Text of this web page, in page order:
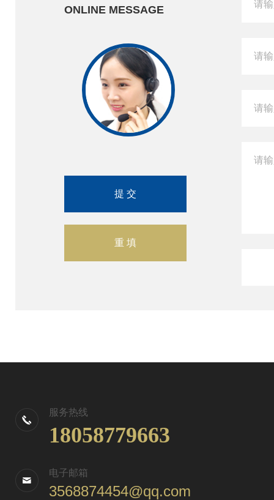
ONLINE MESSAGE
服务热线
18058779663
电子邮箱
3568874454@qq.com